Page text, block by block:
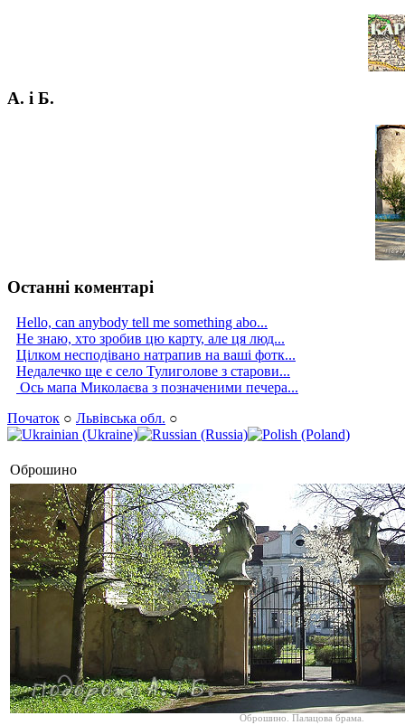
А. і Б.
Останні коментарі
Hello, can anybody tell me something abo...
Не знаю, хто зробив цю карту, але ця люд...
Цілком несподівано натрапив на ваші фотк...
Недалечко ще є село Тулиголове з старови...
Ось мапа Миколаєва з позначеними печера...
Початок ○ Львівська обл. ○
Оброшино
Оброшино. Палацова брама.